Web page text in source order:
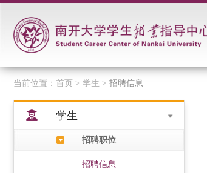
当前位置： 首页 > 学生 > 招聘信息
学生
招聘职位
招聘信息